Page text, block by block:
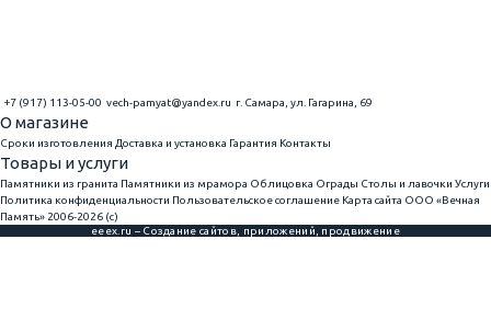
+7 (917) 113-05-00 vech-pamyat@yandex.ru г. Самара, ул. Гагарина, 69
О магазине
Сроки изготовления Доставка и установка Гарантия Контакты
Товары и услуги
Памятники из гранита Памятники из мрамора Облицовка Ограды Столы и лавочки Услуги
Политика конфиденциальности Пользовательское соглашение Карта сайта ООО «Вечная
Память» 2006-2026 (с)
eeex.ru – Создание сайтов, приложений, продвижение